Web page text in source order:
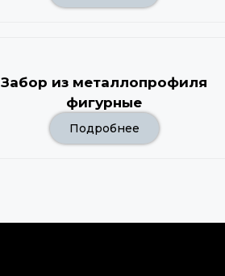
Забор из металлопрофиля
фигурные
Подробнее